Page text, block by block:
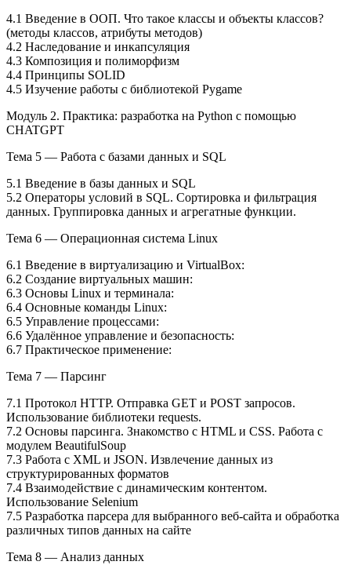
4.1 Введение в ООП. Что такое классы и объекты классов?
(методы классов, атрибуты методов)
4.2 Наследование и инкапсуляция
4.3 Композиция и полиморфизм
4.4 Принципы SOLID
4.5 Изучение работы с библиотекой Pygame
Модуль 2. Практика: разработка на Python с помощью
CHATGPT
Тема 5 — Работа с базами данных и SQL
5.1 Введение в базы данных и SQL
5.2 Операторы условий в SQL. Сортировка и фильтрация
данных. Группировка данных и агрегатные функции.
Тема 6 — Операционная система Linux
6.1 Введение в виртуализацию и VirtualBox:
6.2 Создание виртуальных машин:
6.3 Основы Linux и терминала:
6.4 Основные команды Linux:
6.5 Управление процессами:
6.6 Удалённое управление и безопасность:
6.7 Практическое применение:
Тема 7 — Парсинг
7.1 Протокол HTTP. Отправка GET и POST запросов.
Использование библиотеки requests.
7.2 Основы парсинга. Знакомство с HTML и CSS. Работа с
модулем BeautifulSoup
7.3 Работа с XML и JSON. Извлечение данных из
структурированных форматов
7.4 Взаимодействие с динамическим контентом.
Использование Selenium
7.5 Разработка парсера для выбранного веб-сайта и обработка
различных типов данных на сайте
Тема 8 — Анализ данных